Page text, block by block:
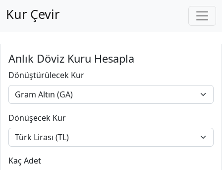
Kur Çevir
Anlık Döviz Kuru Hesapla
Dönüştürülecek Kur
Dönüşecek Kur
Kaç Adet